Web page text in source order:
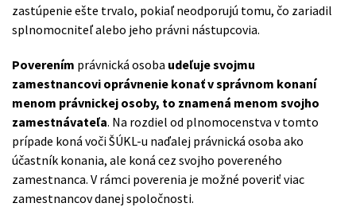
zastúpenie ešte trvalo, pokiaľ neodporujú tomu, čo zariadil
splnomocniteľ alebo jeho právni nástupcovia.
Poverením právnická osoba udeľuje svojmu
zamestnancovi oprávnenie konať v správnom konaní
menom právnickej osoby, to znamená menom svojho
zamestnávateľa. Na rozdiel od plnomocenstva v tomto
prípade koná voči ŠÚKL-u naďalej právnická osoba ako
účastník konania, ale koná cez svojho povereného
zamestnanca. V rámci poverenia je možné poveriť viac
zamestnancov danej spoločnosti.